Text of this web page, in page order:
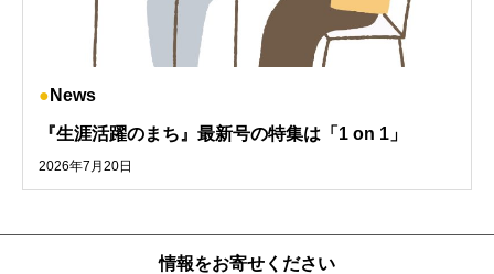
News
『生涯活躍のまち』最新号の特集は「1 on 1」
2026年7月20日
情報をお寄せください